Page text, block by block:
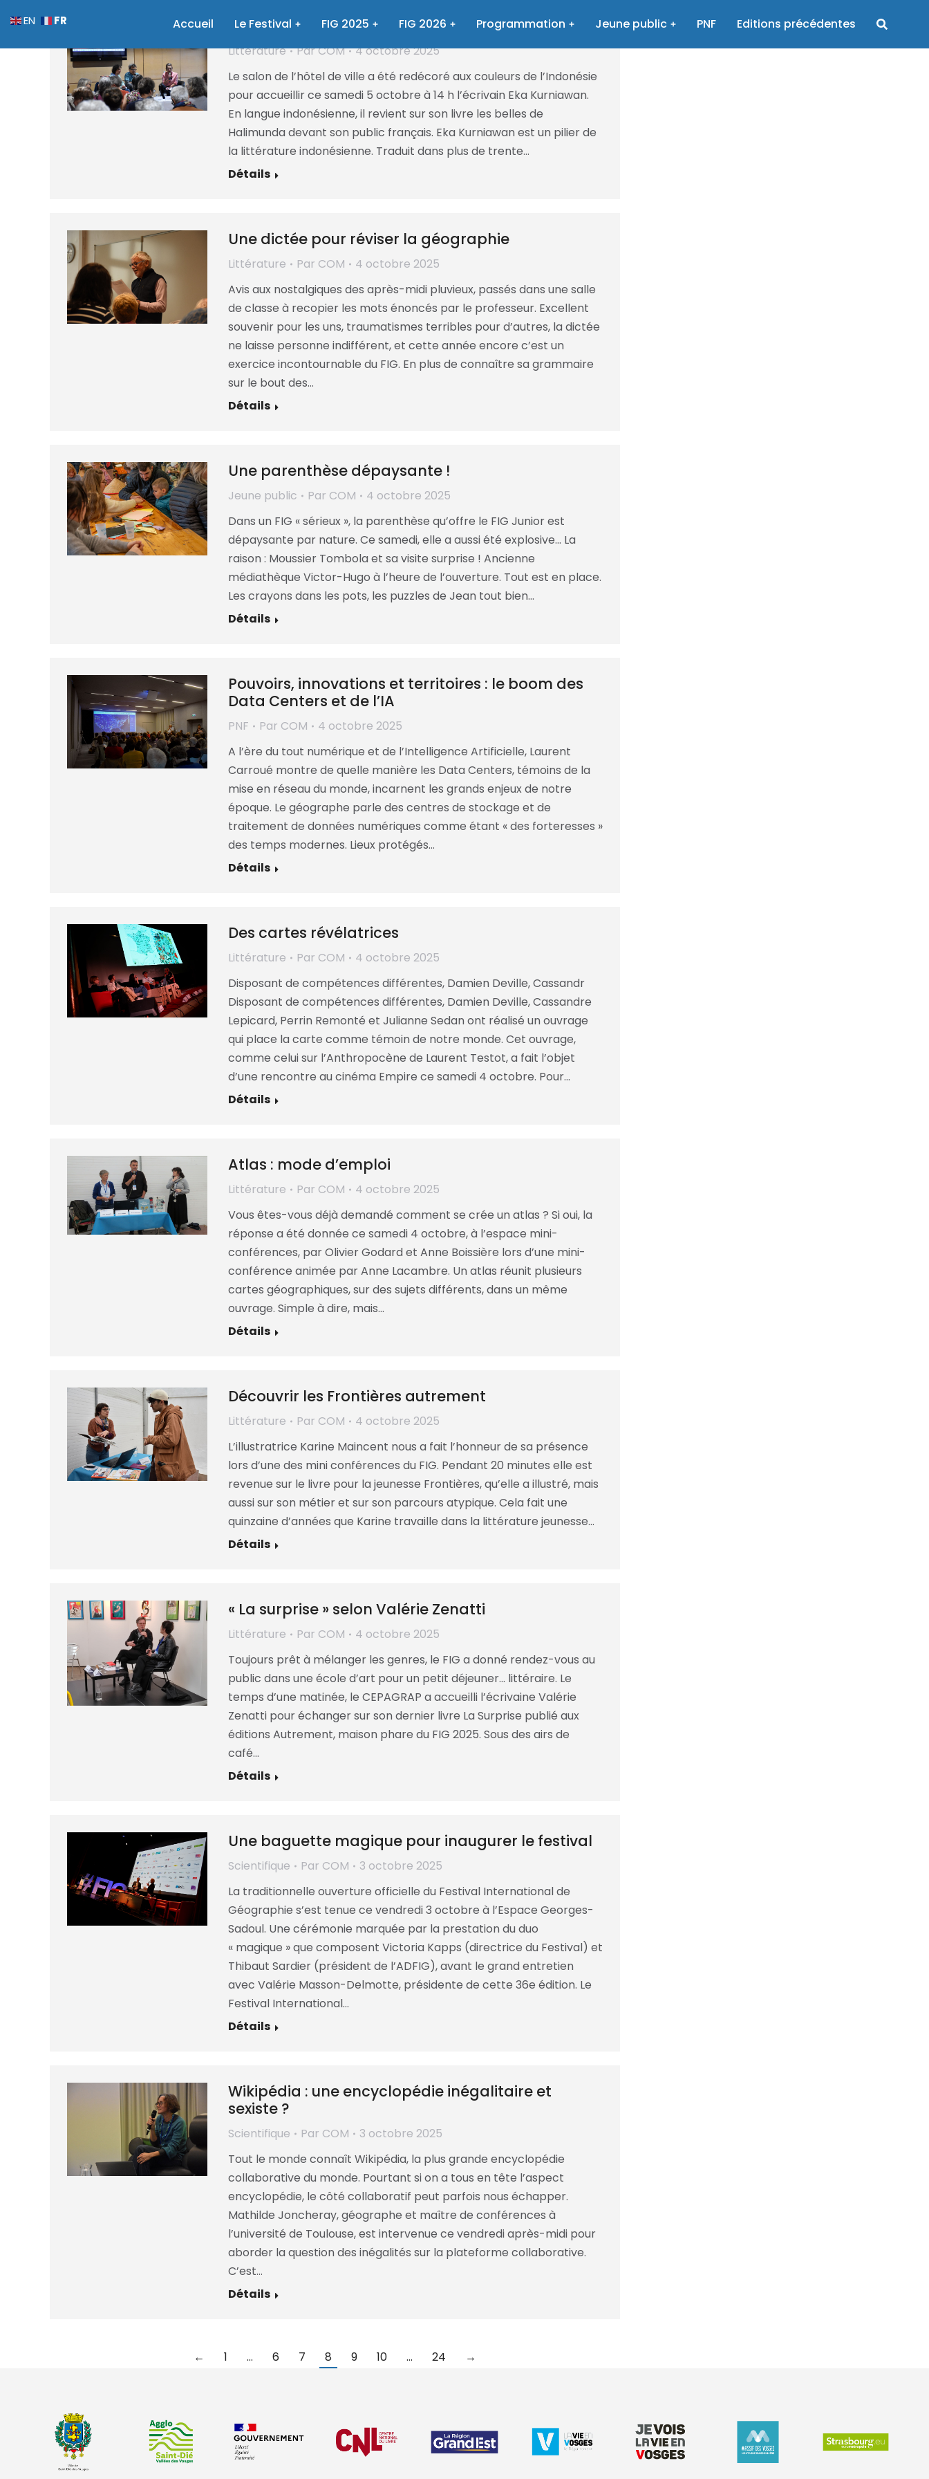
Accueil Le Festival FIG 2025 FIG 2026 Programmation Jeune public PNF Editions précédentes
Entre fiction et réalité avec Eka Kurniawan
Littérature ParCOM
4 octobre 2025
Le salon de l’hôtel de ville a été redécoré aux couleurs de l’Indonésie
pour accueillir ce samedi 5 octobre à 14 h l’écrivain Eka Kurniawan.
En langue indonésienne, il revient sur son livre les belles de
Halimunda devant son public français. Eka Kurniawan est un pilier de
la littérature indonésienne. Traduit dans plus de trente…
Détails
Une dictée pour réviser la géographie
Littérature Par COM
4 octobre 2025
Avis aux nostalgiques des après-midi pluvieux, passés dans une salle
de classe à recopier les mots énoncés par le professeur. Excellent
souvenir pour les uns, traumatismes terribles pour d’autres, la dictée
ne laisse personne indifférent, et cette année encore c’est un
exercice incontournable du FIG. En plus de connaître sa grammaire
sur le bout des…
Détails
Une parenthèse dépaysante !
Jeune public Par COM
4 octobre 2025
Dans un FIG « sérieux », la parenthèse qu’offre le FIG Junior est
dépaysante par nature. Ce samedi, elle a aussi été explosive… La
raison : Moussier Tombola et sa visite surprise ! Ancienne
médiathèque Victor-Hugo à l’heure de l’ouverture. Tout est en place.
Les crayons dans les pots, les puzzles de Jean tout bien…
Détails
Pouvoirs, innovations et territoires : le boom des
Data Centers et de l’IA
PNF Par COM
4 octobre 2025
A l’ère du tout numérique et de l’Intelligence Artificielle, Laurent
Carroué montre de quelle manière les Data Centers, témoins de la
mise en réseau du monde, incarnent les grands enjeux de notre
époque. Le géographe parle des centres de stockage et de
traitement de données numériques comme étant « des forteresses »
des temps modernes. Lieux protégés…
Détails
Des cartes révélatrices
Littérature Par COM
4 octobre 2025
Disposant de compétences différentes, Damien Deville, Cassandr
Disposant de compétences différentes, Damien Deville, Cassandre
Lepicard, Perrin Remonté et Julianne Sedan ont réalisé un ouvrage
qui place la carte comme témoin de notre monde. Cet ouvrage,
comme celui sur l’Anthropocène de Laurent Testot, a fait l’objet
d’une rencontre au cinéma Empire ce samedi 4 octobre. Pour…
Détails
Atlas : mode d’emploi
Littérature Par COM
4 octobre 2025
Vous êtes-vous déjà demandé comment se crée un atlas ? Si oui, la
réponse a été donnée ce samedi 4 octobre, à l’espace mini-
conférences, par Olivier Godard et Anne Boissière lors d’une mini-
conférence animée par Anne Lacambre. Un atlas réunit plusieurs
cartes géographiques, sur des sujets différents, dans un même
ouvrage. Simple à dire, mais…
Détails
Découvrir les Frontières autrement
Littérature Par COM
4 octobre 2025
L’illustratrice Karine Maincent nous a fait l’honneur de sa présence
lors d’une des mini conférences du FIG. Pendant 20 minutes elle est
revenue sur le livre pour la jeunesse Frontières, qu’elle a illustré, mais
aussi sur son métier et sur son parcours atypique. Cela fait une
quinzaine d’années que Karine travaille dans la littérature jeunesse…
Détails
« La surprise » selon Valérie Zenatti
Littérature Par COM
4 octobre 2025
Toujours prêt à mélanger les genres, le FIG a donné rendez-vous au
public dans une école d’art pour un petit déjeuner… littéraire. Le
temps d’une matinée, le CEPAGRAP a accueilli l’écrivaine Valérie
Zenatti pour échanger sur son dernier livre La Surprise publié aux
éditions Autrement, maison phare du FIG 2025. Sous des airs de
café…
Détails
Une baguette magique pour inaugurer le festival
Scientifique Par COM
3 octobre 2025
La traditionnelle ouverture officielle du Festival International de
Géographie s’est tenue ce vendredi 3 octobre à l’Espace Georges-
Sadoul. Une cérémonie marquée par la prestation du duo
« magique » que composent Victoria Kapps (directrice du Festival) et
Thibaut Sardier (président de l’ADFIG), avant le grand entretien
avec Valérie Masson-Delmotte, présidente de cette 36e édition. Le
Festival International…
Détails
Wikipédia : une encyclopédie inégalitaire et
sexiste ?
Scientifique Par COM
3 octobre 2025
Tout le monde connaît Wikipédia, la plus grande encyclopédie
collaborative du monde. Pourtant si on a tous en tête l’aspect
encyclopédie, le côté collaboratif peut parfois nous échapper.
Mathilde Joncheray, géographe et maître de conférences à
l’université de Toulouse, est intervenue ce vendredi après-midi pour
aborder la question des inégalités sur la plateforme collaborative.
C’est…
Détails
← 1 … 6 7 8 9 10 … 24 →
EN FR